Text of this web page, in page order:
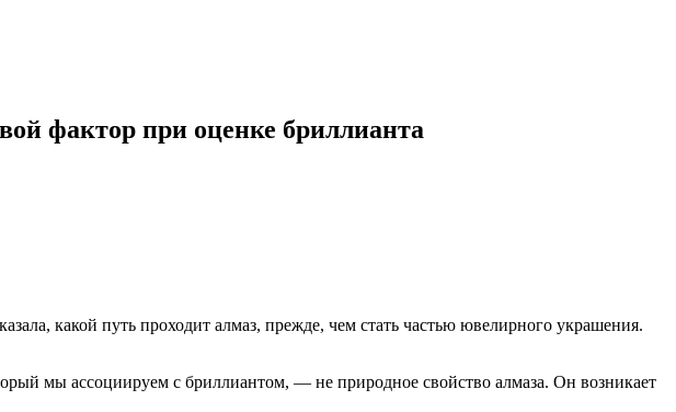
фактор при оценке бриллианта
какой путь проходит алмаз, прежде, чем стать частью ювелирного украшения.
мы ассоциируем с бриллиантом, — не природное свойство алмаза. Он возникает